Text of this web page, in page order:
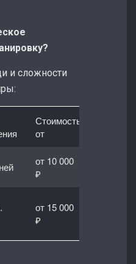
и сложности
Стоимость
от
от 10 000
₽
от 15 000
₽